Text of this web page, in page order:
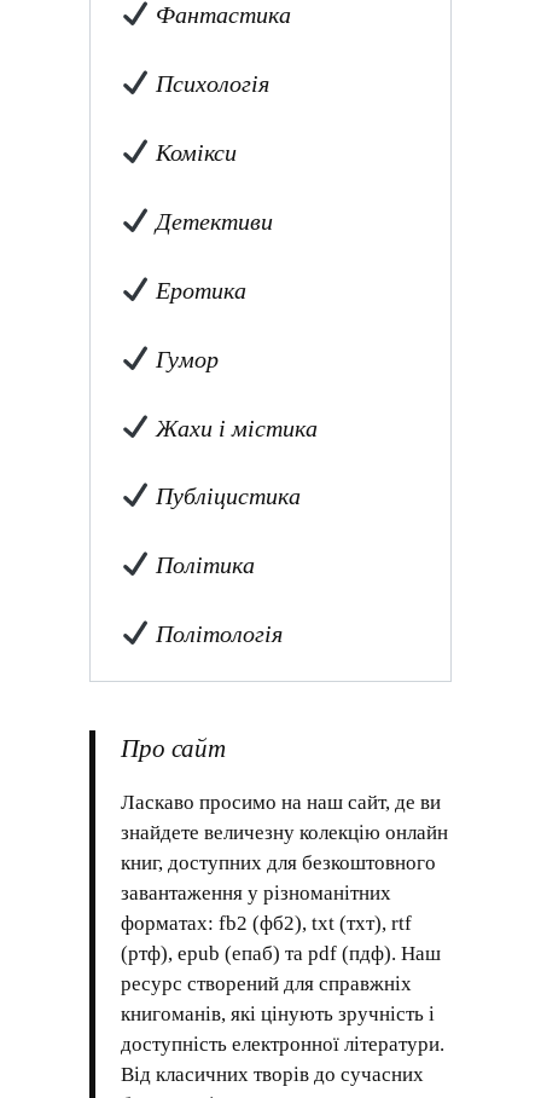
Фантастика
Психологія
Комікси
Детективи
Еротика
Гумор
Жахи і містика
Публіцистика
Політика
Політологія
Про сайт
Ласкаво просимо на наш сайт, де ви
знайдете величезну колекцію онлайн
книг, доступних для безкоштовного
завантаження у різноманітних
форматах: fb2 (фб2), txt (тхт), rtf
(ртф), epub (епаб) та pdf (пдф). Наш
ресурс створений для справжніх
книгоманів, які цінують зручність і
доступність електронної літератури.
Від класичних творів до сучасних